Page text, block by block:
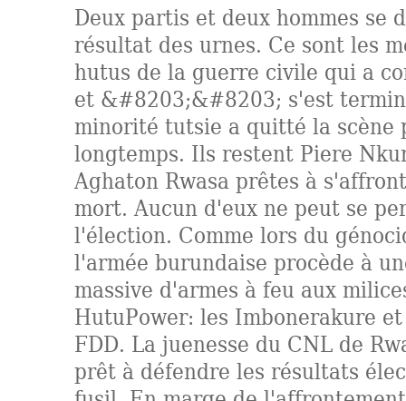
Deux partis et deux hommes se
résultat des urnes. Ce sont les
hutus de la guerre civile qui a
et &#8203;&#8203; s'est
minorité tutsie a quitté la scène
longtemps. Ils restent Piere
Aghaton Rwasa prêtes à
mort. Aucun d'eux ne peut se
l'élection. Comme lors du
l'armée burundaise procède à
massive d'armes à feu aux
HutuPower: les Imbonerakure
FDD. La juenesse du CNL de
prêt à défendre les résultats